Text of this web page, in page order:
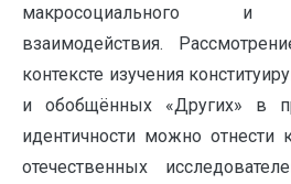
макросоциального и
взаимодействия.
контексте изучения
и обобщённых «Других» в
идентичности можно
отечественных